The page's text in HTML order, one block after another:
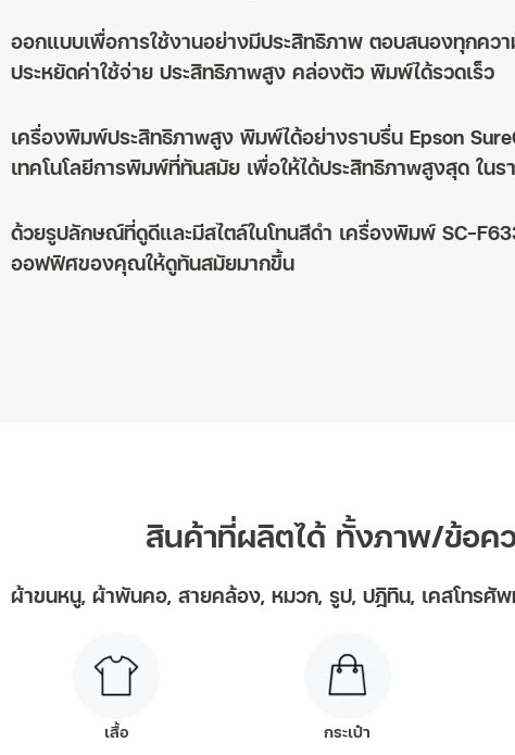
ออกแบบเพื่อการใช้งานอย่างมีประสิทธิภาพ ตอบสนองทุกคว
ประหยัดค่าใช้จ่าย ประสิทธิภาwสูง คล่องตัว พิมพ์ได้รวดเร็ว
เครื่องพิมพ์ประสิทธิภาwสูง พิมพ์ได้อย่างราบรื่น Epson
เทคโนโลยีการพิมพ์ที่ทันสมัย เพื่อให้ได้ประสิทธิภาwสูงสุด ในร
ด้วยรูปลักษณ์ที่ดูดีและมีสไตล์ในโทนสีดํา เครื่องพิมพ์ SC-
ออฟฟิศของคุณให้ดูทันสมัยมากขึ้น
สินค้าที่ผลิตได้ ทั้งภาพ/ข้อค
ผ้าขนหนู, ผ้าพันคอ, สายคล้อง, หมวก, รูป, ปฎิทิน, เคสโทรศั
เสื้อ กระเป๋า